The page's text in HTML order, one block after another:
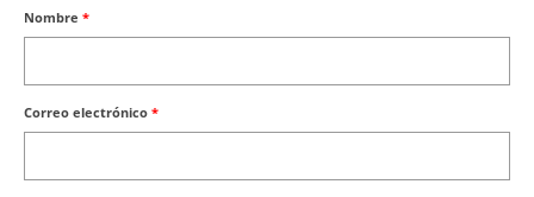
Nombre *
Correo electrónico *